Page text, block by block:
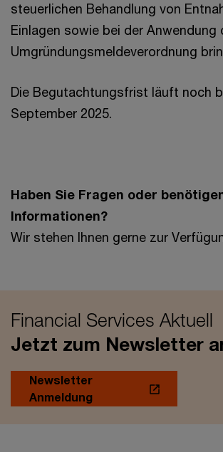
steuerlichen Behandlung von
Einlagen sowie bei der Anwendung
Umgründungsmeldeverordnung
Die Begutachtungsfrist läuft noch
September 2025.
Haben Sie Fragen oder
Informationen?
Wir stehen Ihnen gerne zur
Financial Services Aktuell
Jetzt zum Newsletter
Newsletter
Anmeldung